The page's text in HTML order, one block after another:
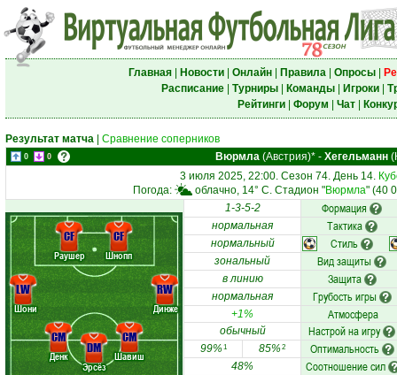
Главная| Новости| Онлайн| Правила| Опросы|
Расписание| Турниры| Команды| Игроки|
Рейтинги| Форум Чат|
Результат матча Сравнение соперников
0 0 Вюрмла(Австрия)*- Хегельманн
3 июля 2025, 22:00. Сезон 74. День 14.
Погода:
облачно, 14° C. Стадион "Вюрмла" (40
Шони
Эрсёз
Денк Шавиш
Динже
Раушер Шнопп
LW
DM
CM CM
RW
CF CF
1-3-5-2 Формация
нормальная Тактика
нормальный Стиль
зональный Вид защиты
в линию Защита
нормальная Грубость игры
+1% Атмосфера
обычный Настрой на игру
99%1 85%2 Оптимальность
48% Соотношение сил